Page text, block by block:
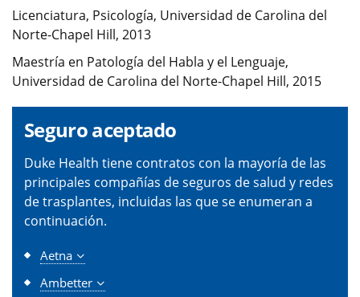
Licenciatura, Psicología, Universidad de Carolina del
Norte-Chapel Hill, 2013
Maestría en Patología del Habla y el Lenguaje,
Universidad de Carolina del Norte-Chapel Hill, 2015
Seguro aceptado
Duke Health tiene contratos con la mayoría de las
principales compañías de seguros de salud y redes
de trasplantes, incluidas las que se enumeran a
continuación.
Aetna
Ambetter